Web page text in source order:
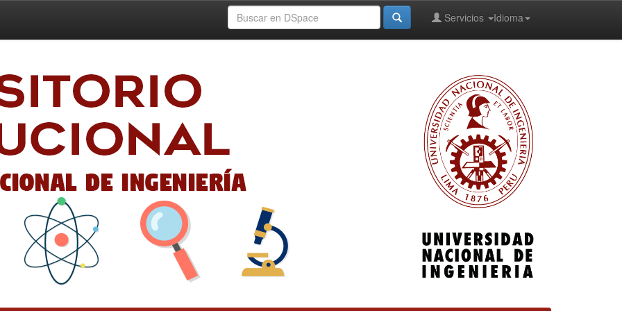
Idioma
Servicios